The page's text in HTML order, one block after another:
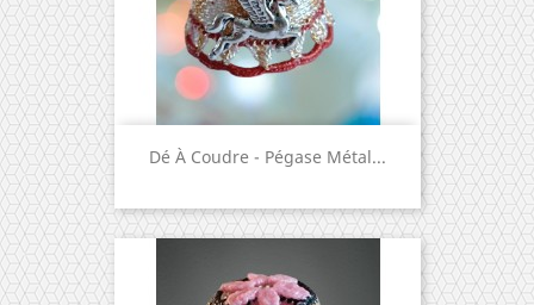
Dé À Coudre - Pégase Métal...